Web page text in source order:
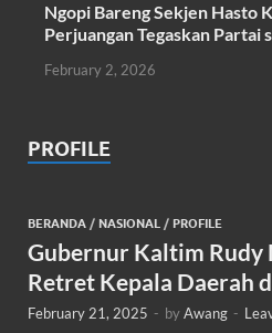
Ngopi Bareng Sekjen Hasto
Perjuangan Tegaskan Partai
February 2, 2026
PROFILE
BERANDA / NASIONAL / PROFILE
Gubernur Kaltim Rudy
Retret Kepala Daerah
February 21, 2025 - byAwang -